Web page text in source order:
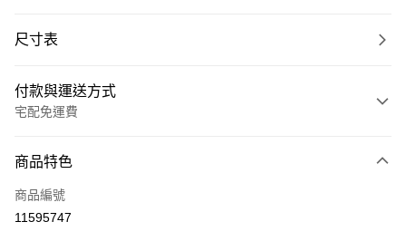
尺寸表
付款與運送方式
宅配免運費
信用卡一次付款
Apple Pay
商品特色
商品編號
11595747